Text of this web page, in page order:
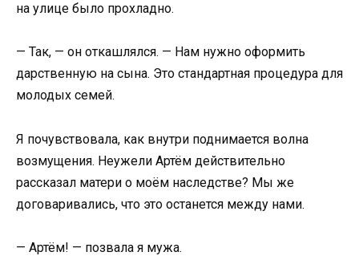
на улице было прохладно.
— Так, — он откашлялся. — Нам нужно оформить
дарственную на сына. Это стандартная процедура для
молодых семей.
Я почувствовала, как внутри поднимается волна
возмущения. Неужели Артём действительно
рассказал матери о моём наследстве? Мы же
договаривались, что это останется между нами.
— Артём! — позвала я мужа.